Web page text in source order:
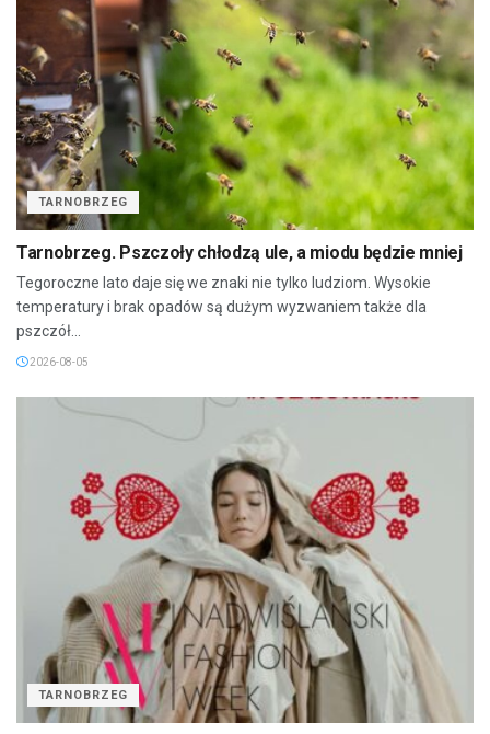
TARNOBRZEG
Tarnobrzeg. Pszczoły chłodzą ule, a miodu będzie mniej
Tegoroczne lato daje się we znaki nie tylko ludziom. Wysokie
temperatury i brak opadów są dużym wyzwaniem także dla
pszczół...
2026-08-05
TARNOBRZEG